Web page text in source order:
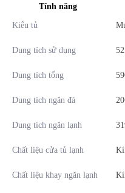
chế độ Express Freezing
chóng, xuống đến -24 độ C
Tính năng
Kiểu tủ
Dung tích sử dụng
Dung tích tổng
Dung tích ngăn đá
Dung tích ngăn lạnh
Chất liệu cửa tủ lạnh
Chất liệu khay ngăn lạnh